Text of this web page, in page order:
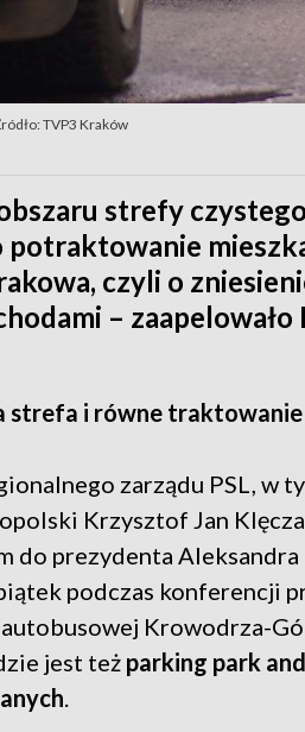
TVP3 Kraków
strefy
czyli o
– zaapelowało
strefa i równe traktowanie
zarządu PSL, w
Krzysztof Jan
do prezydenta
podczas konferencji
Krowodrza-
jest też parking park